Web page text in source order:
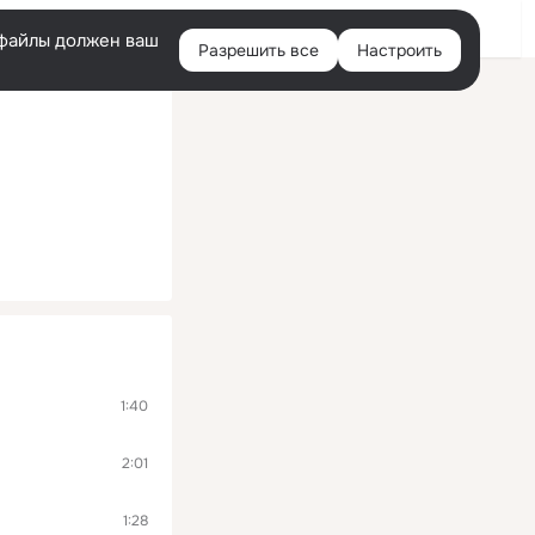
Войти
должен ваш Разрешить все Настроить
1:40
2:01
1:28